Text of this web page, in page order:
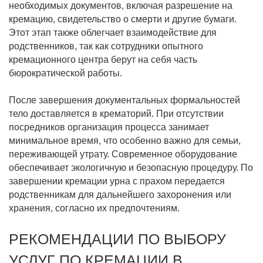
необходимых документов, включая разрешение на
кремацию, свидетельство о смерти и другие бумаги.
Этот этап также облегчает взаимодействие для
родственников, так как сотрудники опытного
кремационного центра берут на себя часть
бюрократической работы.
После завершения документальных формальностей
тело доставляется в крематорий. При отсутствии
посредников организация процесса занимает
минимальное время, что особенно важно для семьи,
переживающей утрату. Современное оборудование
обеспечивает экологичную и безопасную процедуру. По
завершении кремации урна с прахом передается
родственникам для дальнейшего захоронения или
хранения, согласно их предпочтениям.
РЕКОМЕНДАЦИИ ПО ВЫБОРУ